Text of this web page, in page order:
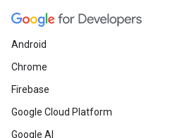
Android
Chrome
Firebase
Google Cloud Platform
Google AI